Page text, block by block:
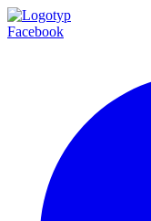
Facebook